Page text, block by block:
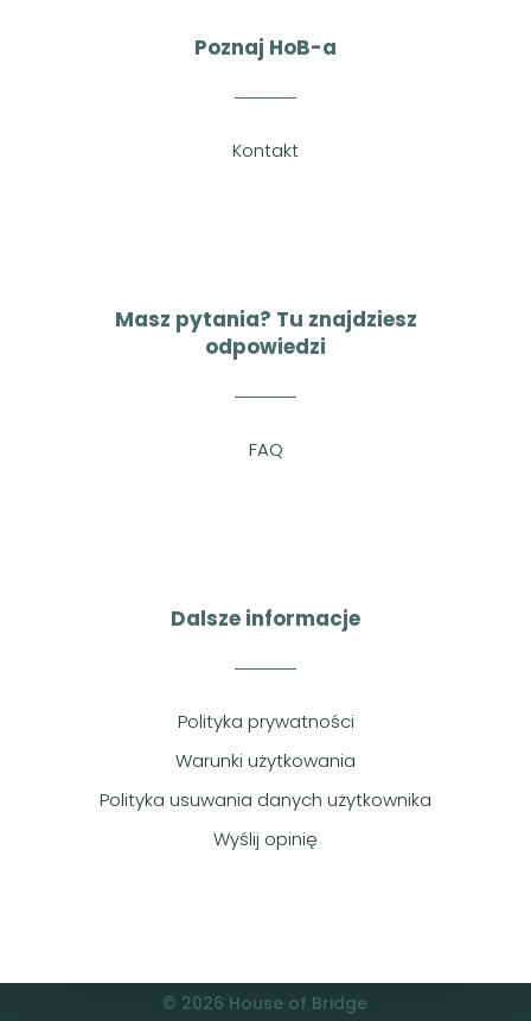
Poznaj HoB-a
Kontakt
Masz pytania? Tu znajdziesz
odpowiedzi
FAQ
Dalsze informacje
Polityka prywatności
Warunki użytkowania
Polityka usuwania danych użytkownika
Wyślij opinię
© 2026 House of Bridge